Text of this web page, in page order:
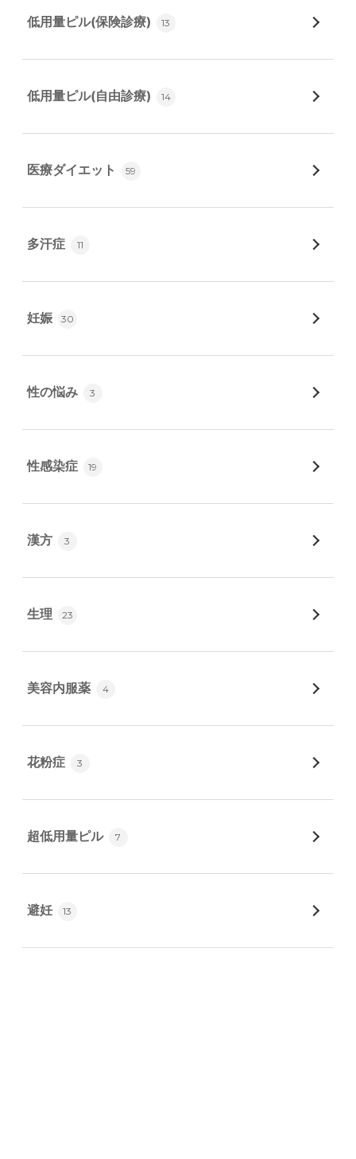
低用量ピル(保険診療) 13
低用量ピル(自由診療) 14
医療ダイエット 59
多汗症 11
妊娠 30
性の悩み 3
性感染症 19
漢方 3
生理 23
美容内服薬 4
花粉症 3
超低用量ピル 7
避妊 13